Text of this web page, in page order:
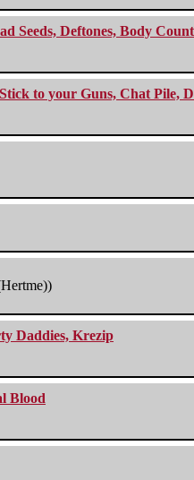
Seeds, Deftones, Body
to your Guns, Chat Pile,
Daddies, Krezip
Blood